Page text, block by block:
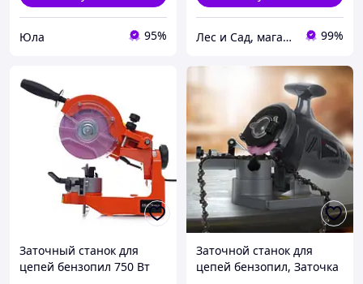
Юла 95% Лес и Сад, магазин инструментов и садово-парковой техники 99%
Заточный станок для
цепей бензопил 750 Вт
Заточной станок для
цепей бензопил, Заточка